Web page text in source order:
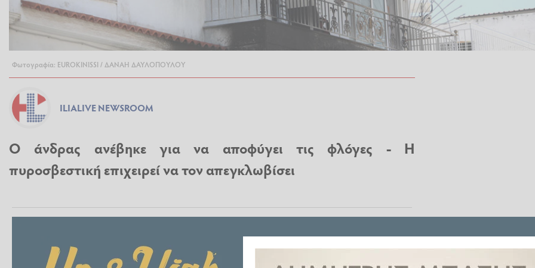
Φωτογραφία: EUROKINISSI / ΔΑΝΑΗ ΔΑΥΛΟΠΟΥΛΟΥ
ILIALIVE NEWSROOM
Ο άνδρας ανέβηκε για να αποφύγει τις φλόγες - Η
πυροσβεστική επιχειρεί να τον απεγκλωβίσει